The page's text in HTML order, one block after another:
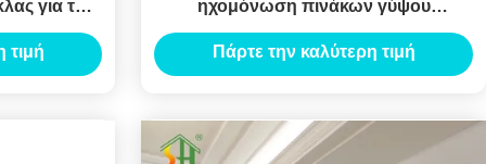
για το
ξηρών
τιμή
ηχομόνωση πινάκων γύψου
ανώτατου φίμπεργκλας
Πάρτε την καλύτερη τιμή